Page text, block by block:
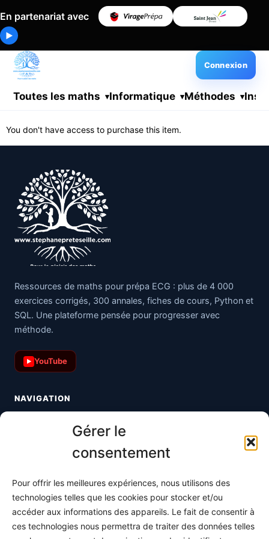
Gérer le
consentement
Pour offrir les meilleures expériences, nous utilisons des
technologies telles que les cookies pour stocker et/ou
accéder aux informations des appareils. Le fait de consentir à
ces technologies nous permettra de traiter des données telles
En partenariat avec
▶
Toutes les maths Informatique Méthodes
Connexion
You don't have access to purchase this item.
Ressources de maths pour prépa ECG : plus de 4 000
exercices corrigés, 300 annales, fiches de cours, Python et
SQL. Une plateforme pensée pour progresser avec
méthode.
▶ YouTube
NAVIGATION
Toutes les maths
S'abonner
À propos
Contact / Support